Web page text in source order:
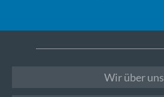
Wir über uns